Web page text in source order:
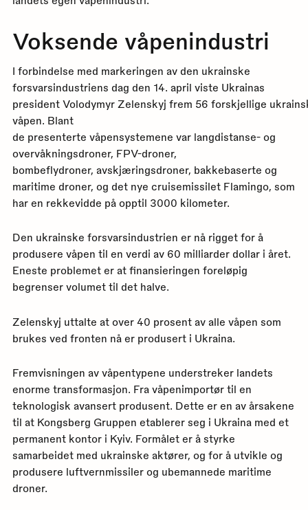
Voksende våpenindustri
I forbindelse med markeringen av den ukrainske
forsvarsindustriens dag den 14. april viste Ukrainas
president Volodymyr Zelenskyj frem 56 forskjellige
våpen. Blant
de presenterte våpensystemene var langdistanse- og
overvåkningsdroner, FPV-droner,
bombeflydroner, avskjæringsdroner, bakkebaserte og
maritime droner, og det nye cruisemissilet Flamingo, som
har en rekkevidde på opptil 3000 kilometer.
Den ukrainske forsvarsindustrien er nå rigget for å
produsere våpen til en verdi av 60 milliarder dollar i året.
Eneste problemet er at finansieringen foreløpig
begrenser volumet til det halve.
Zelenskyj uttalte at over 40 prosent av alle våpen som
brukes ved fronten nå er produsert i Ukraina.
Fremvisningen av våpentypene understreker landets
enorme transformasjon. Fra våpenimportør til en
teknologisk avansert produsent. Dette er en av årsakene
til at Kongsberg Gruppen etablerer seg i Ukraina med et
permanent kontor i Kyiv. Formålet er å styrke
samarbeidet med ukrainske aktører, og for å utvikle og
produsere luftvernmissiler og ubemannede maritime
droner.